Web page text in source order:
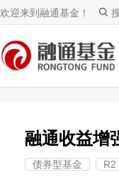
欢迎来到融通基金！
融通收益增
债券型基金 R2